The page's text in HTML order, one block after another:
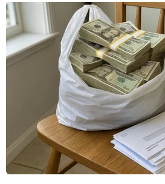
Theo Ban An toàn giao thông
khoảng 6 giờ 15 phút, xe đầu
847.80 kéo theo sơmi rơmoóc
do Trần Đình Trung, sinh
xã Mỹ Trinh, huyện Phù Mỹ,
điều khiển lưu thông theo
Hồ Chí Minh về thành phố
[Thông tin thêm vụ
làm chết 5 người ở Tây